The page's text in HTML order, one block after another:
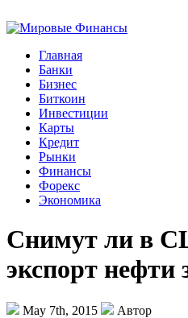
Главная
Банки
Бизнес
Биткоин
Инвестиции
Карты
Кредит
Рынки
Финансы
Форекс
Экономика
Снимут ли в
экспорт нефти
May 7th, 2015
Автор